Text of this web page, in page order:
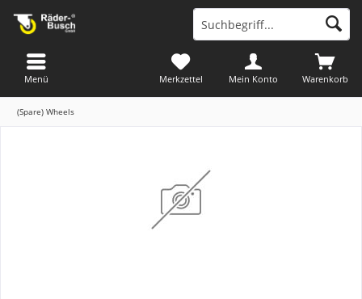
Warenkorb
Merkzettel Mein Konto
Menü
(Spare) Wheels